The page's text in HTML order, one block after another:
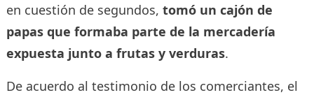
en cuestión de segundos, tomó un cajón de
papas que formaba parte de la mercadería
expuesta junto a frutas y verduras.
De acuerdo al testimonio de los comerciantes, el